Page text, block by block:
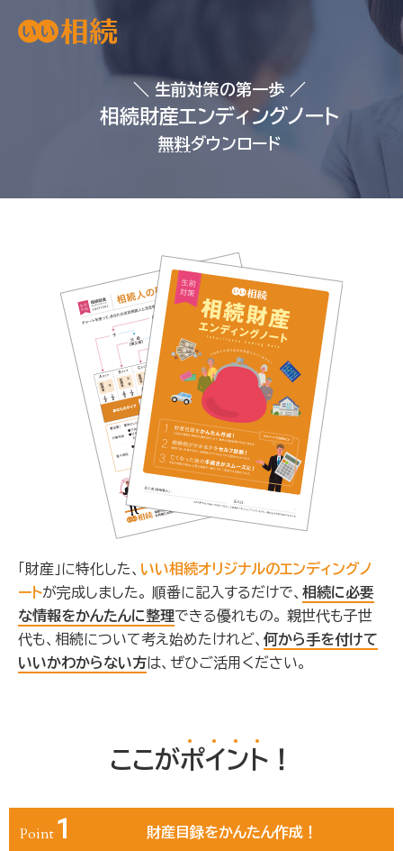
＼ 生前対策の第一歩 ／
相続財産エンディングノート
無料ダウンロード
「財産」に特化した、 いい相続オリジナルのエンディングノ
ートが完成しました。 順番に記入するだけで、 相続に必要
な情報をかんたんに整理できる優れもの。 親世代も子世
代も、相続について考え始めたけれど、 何から手を付けて
いいかわからない方は、ぜひご活用ください。
ここがポイン ト ！
Point1 財産目録をかんたん作成！